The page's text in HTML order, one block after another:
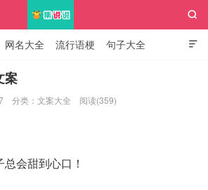

网名大全 流行语梗 句子大全

案
分类： 文案大全 阅读(359)
会甜到心口！